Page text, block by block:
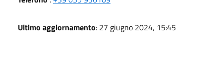
Ultimo aggiornamento: 27 giugno 2024, 15:45